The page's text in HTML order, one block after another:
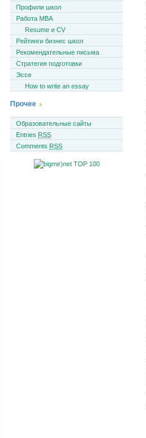
Профили школ
Работа MBA
Resume и CV
Рейтинги бизнес школ
Рекомендательные письма
Стратегия подготовки
Эссе
How to write an essay
Прочее
Образовательные сайты
Entries RSS
Comments RSS